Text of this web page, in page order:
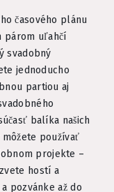
časového plánu
párom uľahčí
svadobný
jednoducho
partiou aj
balíka našich
môžete používať
projekte –
hostí a
pozvánke až do